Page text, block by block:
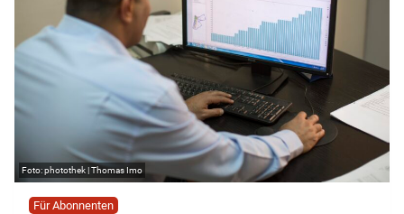
photothek | Thomas Imo
Für Abonnenten